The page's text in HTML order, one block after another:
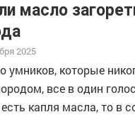
масло
2025
умников, которые
все в один
капля масла, то в